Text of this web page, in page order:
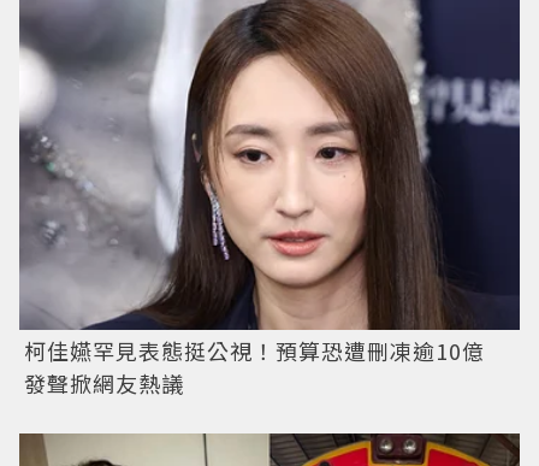
柯佳嬿罕見表態挺公視！預算恐遭刪凍逾10億
發聲掀網友熱議